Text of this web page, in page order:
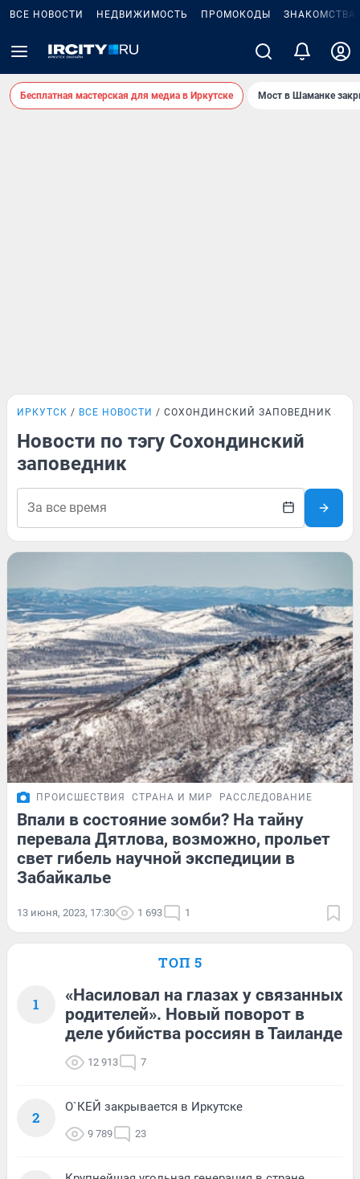
ВСЕ НОВОСТИ НЕДВИЖИМОСТЬ ПРОМОКОДЫ ЗНАКОМСТВА
Бесплатная мастерская для медиа в Иркутске Мост в Шаманке
ИРКУТСК ВСЕ НОВОСТИ СОХОНДИНСКИЙ ЗАПОВЕДНИК
Новости по тэгу Сохондинский
заповедник
ПРОИСШЕСТВИЯ СТРАНА И МИР РАССЛЕДОВАНИЕ
Впали в состояние зомби? На тайну
перевала Дятлова, возможно, прольет
свет гибель научной экспедиции в
Забайкалье
13 июня, 2023, 17:30 1 693 1
ТОП 5
1
«Насиловал на глазах у связанных
родителей». Новый поворот в
деле убийства россиян в Таиланде
12 913 7
2
О`КЕЙ закрывается в Иркутске
9 789 23